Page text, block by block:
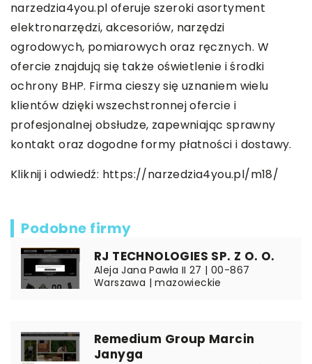
narzedzia4you.pl oferuje szeroki asortyment
elektronarzędzi, akcesoriów, narzędzi
ogrodowych, pomiarowych oraz ręcznych. W
ofercie znajdują się także oświetlenie i środki
ochrony BHP. Firma cieszy się uznaniem wielu
klientów dzięki wszechstronnej ofercie i
profesjonalnej obsłudze, zapewniając sprawny
kontakt oraz dogodne formy płatności i dostawy.
Kliknij i odwiedź: https://narzedzia4you.pl/m18/
Podobne firmy
RJ TECHNOLOGIES SP. Z O. O.
Aleja Jana Pawła II 27 | 00-867
Warszawa | mazowieckie
Remedium Group Marcin
Janyga